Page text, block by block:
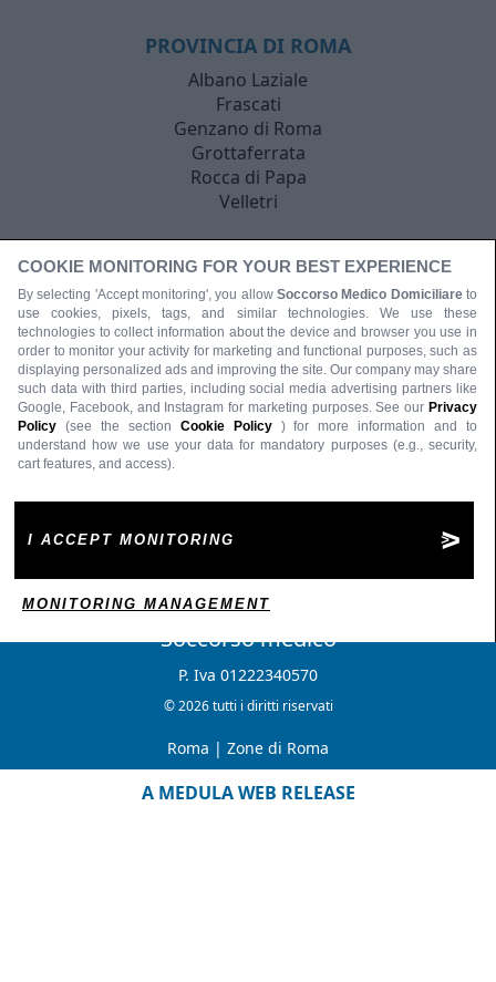
PROVINCIA DI ROMA
Albano Laziale
Frascati
Genzano di Roma
Grottaferrata
Rocca di Papa
Velletri
Soccorso medico
P. Iva 01222340570
© 2026 tutti i diritti riservati
Roma | Zone di Roma
A MEDULA WEB RELEASE
COOKIE MONITORING FOR YOUR BEST EXPERIENCE
By selecting 'Accept monitoring', you allow Soccorso Medico Domiciliare to
use cookies, pixels, tags, and similar technologies. We use these
technologies to collect information about the device and browser you use in
order to monitor your activity for marketing and functional purposes, such as
displaying personalized ads and improving the site. Our company may share
such data with third parties, including social media advertising partners like
Google, Facebook, and Instagram for marketing purposes. See our Privacy
Policy (see the section Cookie Policy
) for more information and to
understand how we use your data for mandatory purposes (e.g., security,
cart features, and access).
I ACCEPT MONITORING
MONITORING MANAGEMENT